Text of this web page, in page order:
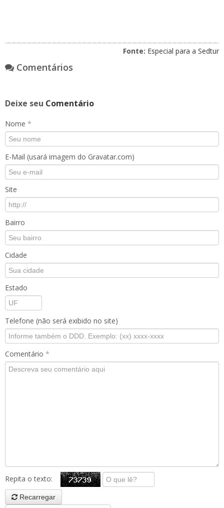
Fonte: Especial para a Sedtur
Comentários
Deixe seu Comentário
Nome *
E-Mail (usará imagem do Gravatar.com)
Site
Bairro
Cidade
Estado
Telefone (não será exibido no site)
Comentário *
Repita o texto:
Recarregar